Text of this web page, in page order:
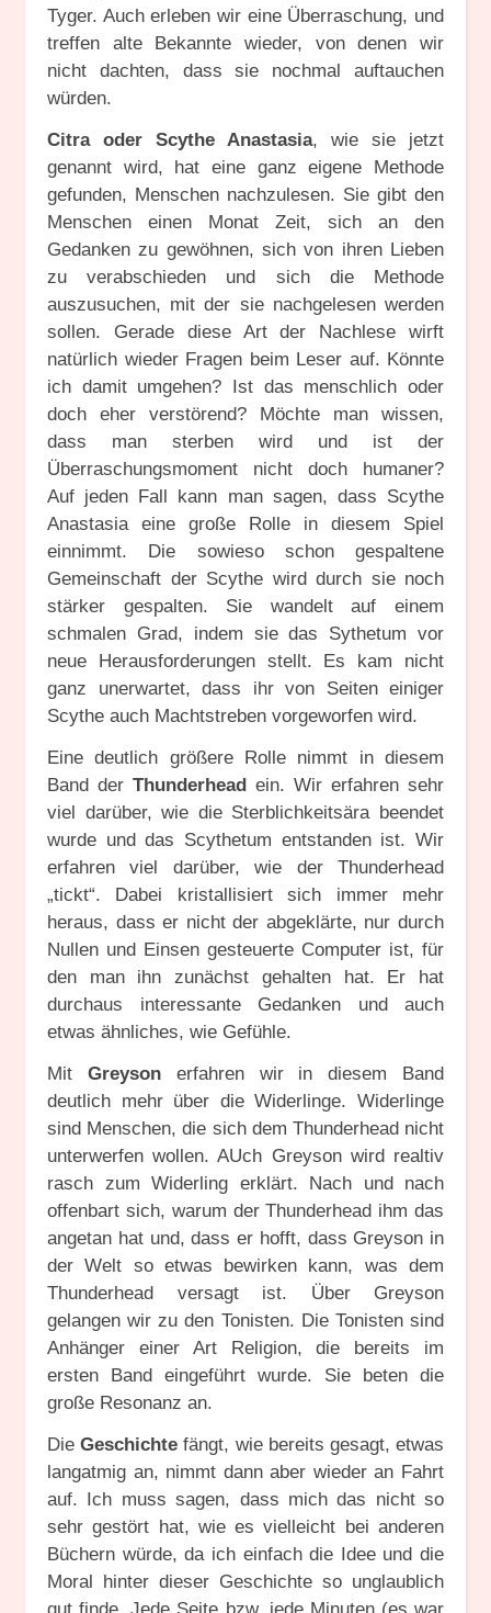
Tyger. Auch erleben wir eine Überraschung, und
treffen alte Bekannte wieder, von denen wir
nicht dachten, dass sie nochmal auftauchen
würden.
Citra oder Scythe Anastasia, wie sie jetzt
genannt wird, hat eine ganz eigene Methode
gefunden, Menschen nachzulesen. Sie gibt den
Menschen einen Monat Zeit, sich an den
Gedanken zu gewöhnen, sich von ihren Lieben
zu verabschieden und sich die Methode
auszusuchen, mit der sie nachgelesen werden
sollen. Gerade diese Art der Nachlese wirft
natürlich wieder Fragen beim Leser auf. Könnte
ich damit umgehen? Ist das menschlich oder
doch eher verstörend? Möchte man wissen,
dass man sterben wird und ist der
Überraschungsmoment nicht doch humaner?
Auf jeden Fall kann man sagen, dass Scythe
Anastasia eine große Rolle in diesem Spiel
einnimmt. Die sowieso schon gespaltene
Gemeinschaft der Scythe wird durch sie noch
stärker gespalten. Sie wandelt auf einem
schmalen Grad, indem sie das Sythetum vor
neue Herausforderungen stellt. Es kam nicht
ganz unerwartet, dass ihr von Seiten einiger
Scythe auch Machtstreben vorgeworfen wird.
Eine deutlich größere Rolle nimmt in diesem
Band der Thunderhead ein. Wir erfahren sehr
viel darüber, wie die Sterblichkeitsära beendet
wurde und das Scythetum entstanden ist. Wir
erfahren viel darüber, wie der Thunderhead
„tickt“. Dabei kristallisiert sich immer mehr
heraus, dass er nicht der abgeklärte, nur durch
Nullen und Einsen gesteuerte Computer ist, für
den man ihn zunächst gehalten hat. Er hat
durchaus interessante Gedanken und auch
etwas ähnliches, wie Gefühle.
Mit Greysonerfahren wir in diesem Band
deutlich mehr über die Widerlinge. Widerlinge
sind Menschen, die sich dem Thunderhead nicht
unterwerfen wollen. AUch Greyson wird realtiv
rasch zum Widerling erklärt. Nach und nach
offenbart sich, warum der Thunderhead ihm das
angetan hat und, dass er hofft, dass Greyson in
der Welt so etwas bewirken kann, was dem
Thunderhead versagt ist. Über Greyson
gelangen wir zu den Tonisten. Die Tonisten sind
Anhänger einer Art Religion, die bereits im
ersten Band eingeführt wurde. Sie beten die
große Resonanz an.
DieGeschichte fängt, wie bereits gesagt, etwas
langatmig an, nimmt dann aber wieder an Fahrt
auf. Ich muss sagen, dass mich das nicht so
sehr gestört hat, wie es vielleicht bei anderen
Büchern würde, da ich einfach die Idee und die
Moral hinter dieser Geschichte so unglaublich